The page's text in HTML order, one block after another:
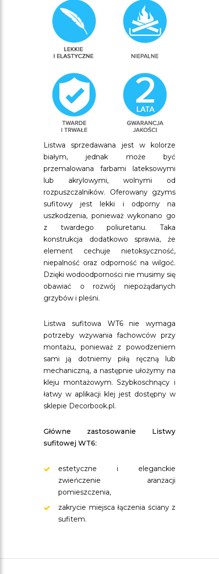
Listwa sprzedawana jest w kolorze
białym, jednak może być
przemalowana farbami lateksowymi
lub akrylowymi, wolnymi od
rozpuszczalników. Oferowany gzyms
sufitowy jest lekki i odporny na
uszkodzenia, ponieważ wykonano go
z twardego poliuretanu. Taka
konstrukcja dodatkowo sprawia, że
element cechuje nietoksyczność,
niepalność oraz odporność na wilgoć.
Dzięki wodoodporności nie musimy się
obawiać o rozwój niepożądanych
grzybów i pleśni.
Listwa sufitowa WT6 nie wymaga
potrzeby wzywania fachowców przy
montażu, ponieważ z powodzeniem
sami ją dotniemy piłą ręczną lub
mechaniczną, a następnie ułożymy na
kleju montażowym. Szybkoschnący i
łatwy w aplikacji klej jest dostępny w
sklepie Decorbook.pl.
Główne zastosowanie Listwy
sufitowej WT6:
estetyczne i eleganckie
zwieńczenie aranżacji
pomieszczenia,
zakrycie miejsca łączenia ściany z
sufitem.